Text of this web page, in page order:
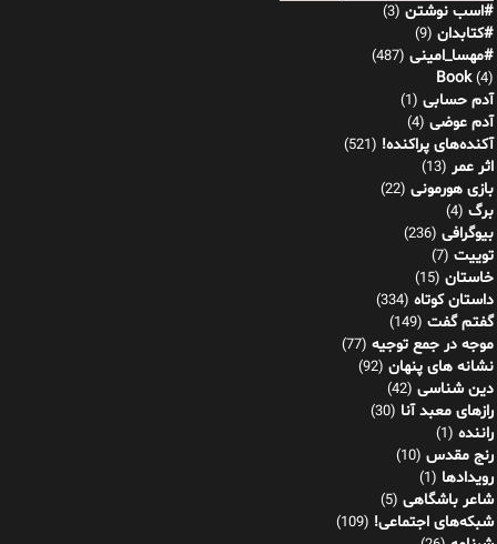
#اسب نوشتن (3)
#کتابدان (9)
#مهسا_امینی (487)
Book(4)
آدم حسابی (1)
آدم عوضی (4)
آکنده‌های پراکنده! (521)
اثر عمر (13)
بازی هورمونی (22)
برگ (4)
بیوگرافی (236)
توییت (7)
خاستان (15)
داستان کوتاه (334)
گفتم گفت (149)
موجه در جمع توجیه (77)
نشانه های پنهان (92)
دین شناسی (42)
رازهای معبد آنا (30)
راننده (1)
رنج مقدس (10)
رویدادها (1)
شاعر باشگاهی (5)
شبکه‌های اجتماعی! (109)